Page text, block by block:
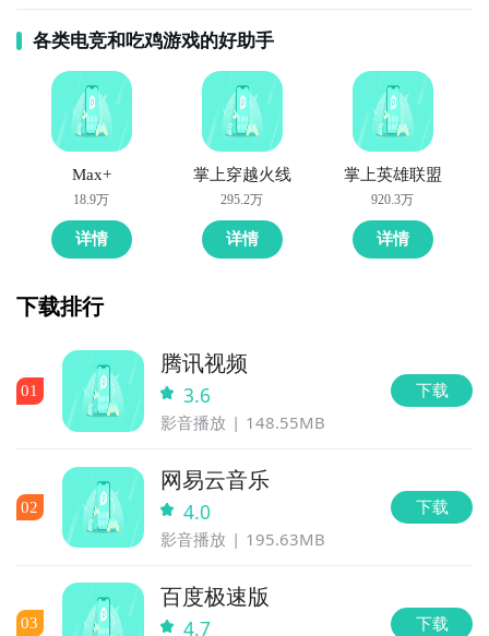
各类电竞和吃鸡游戏的好助手
Max+
18.9万
详情
掌上穿越火线
295.2万
详情
掌上英雄联盟
920.3万
详情
下载排行
01
腾讯视频
3.6
影音播放 148.55MB
下载
02
网易云音乐
4.0
影音播放 195.63MB
下载
03
百度极速版
4.7 下载